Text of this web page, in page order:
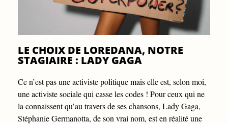
LE CHOIX DE LOREDANA, NOTRE
STAGIAIRE : LADY GAGA
Ce n’est pas une activiste politique mais elle est, selon moi,
une activiste sociale qui casse les codes ! Pour ceux qui ne
la connaissent qu’au travers de ses chansons, Lady Gaga,
Stéphanie Germanotta, de son vrai nom, est en réalité une